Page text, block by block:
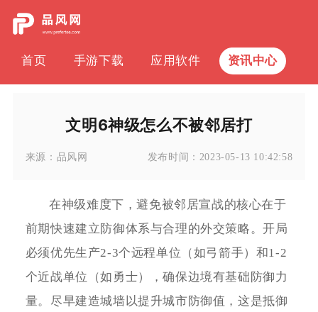
首页 手游下载 应用软件 资讯中心
文明6神级怎么不被邻居打
来源： 品风网 发布时间： 2023-05-13 10:42:58
在神级难度下，避免被邻居宣战的核心在于
前期快速建立防御体系与合理的外交策略。开局
必须优先生产2-3个远程单位（如弓箭手）和1-2
个近战单位（如勇士），确保边境有基础防御力
量。尽早建造城墙以提升城市防御值，这是抵御